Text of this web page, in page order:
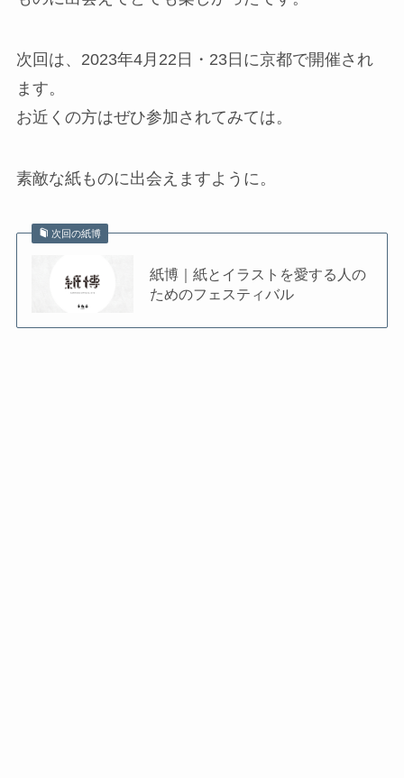
次回は、2023年4月22日・23日に京都で開催され
ます。
お近くの方はぜひ参加されてみては。
素敵な紙ものに出会えますように。
次回の紙博
紙博｜紙とイラストを愛する人の
ためのフェスティバル